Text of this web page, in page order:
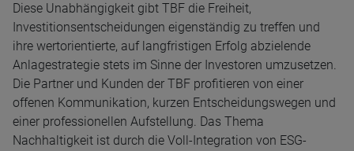
Diese Unabhängigkeit gibt TBF die Freiheit,
Investitionsentscheidungen eigenständig zu treffen und
ihre wertorientierte, auf langfristigen Erfolg abzielende
Anlagestrategie stets im Sinne der Investoren umzusetzen.
Die Partner und Kunden der TBF profitieren von einer
offenen Kommunikation, kurzen Entscheidungswegen und
einer professionellen Aufstellung. Das Thema
Nachhaltigkeit ist durch die Voll-Integration von ESG-